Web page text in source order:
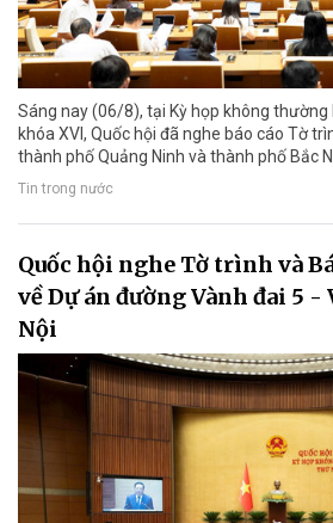
Sáng nay (06/8), tại Kỳ họp không thường
khóa XVI, Quốc hội đã nghe báo cáo Tờ
thành phố Quảng Ninh và thành phố Bắc
Tin trong nước
Quốc hội nghe Tờ trình và
về Dự án đường Vành đai 5 -
Nội